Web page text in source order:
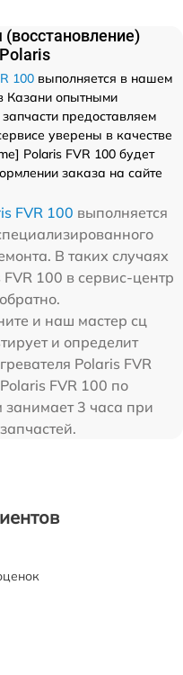
100 выполняется в нашем
Казани опытными
предоставляем
уверены в качестве
Polaris FVR 100 будет
заказа на сайте
FVR 100 выполняется
В таких случаях
100 в сервис-центр
и наш мастер сц
и определит
Polaris FVR
FVR 100 по
занимает 3 часа при